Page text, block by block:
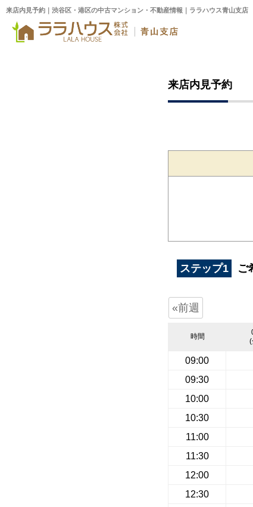
来店内見予約｜渋谷区・港区の中古マンション・不動産情報｜ララハウス青山支店
来店内見予約
ステップ1 ご
«前週
時間
09:00
09:30
10:00
10:30
11:00
11:30
12:00
12:30
(